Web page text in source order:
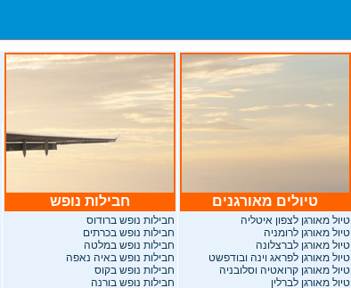
טיולים מאורגנים
טיול מאורגן לצפון איטליה
טיול מאורגן לרומניה
טיול מאורגן לברצלונה
טיול מאורגן לפראג וינה ובודפשט
טיול מאורגן קרואטיה וסלובניה
טיול מאורגן לברלין
חבילות נופש
חבילות נופש ברודוס
חבילות נופש בכרתים
חבילות נופש במלטה
חבילות נופש באיה נאפה
חבילות נופש בקוס
חבילות נופש בורנה